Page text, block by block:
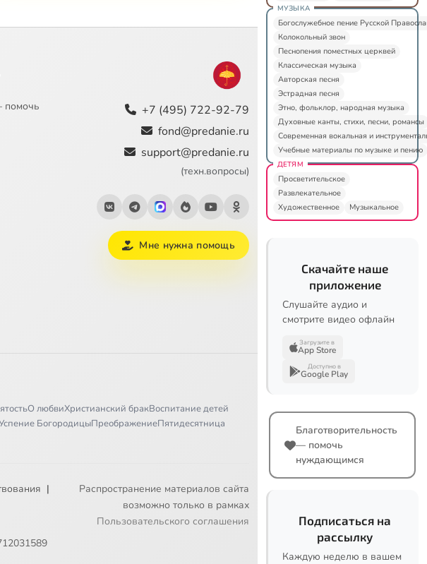
помочь
+7 (495) 722-92-79
fond@predanie.ru
support@predanie.ru
(техн.вопросы)
Мне нужна помощь
О любвиХристианский бракВоспитание детей
БогородицыПреображениеПятидесятница
|
Распространение материалов сайта
возможно только в рамках
Пользовательского соглашения
МУЗЫКА
Богослужебное пение Русской
Колокольный звон
Песнопения поместных церквей
Классическая музыка
Авторская песня
Эстрадная песня
Этно, фольклор, народная музыка
Духовные канты, стихи, песни, романсы
Современная вокальная и
Учебные материалы по музыке и пению
ДЕТЯМ
Просветительское
Развлекательное
Художественное
Музыкальное
Скачайте наше
приложение
Слушайте аудио и
смотрите видео офлайн
Загрузите в
App Store
Доступно в
Google Play
Благотворительность
— помочь
нуждающимся
Подписаться на
рассылку
Каждую неделю в вашем